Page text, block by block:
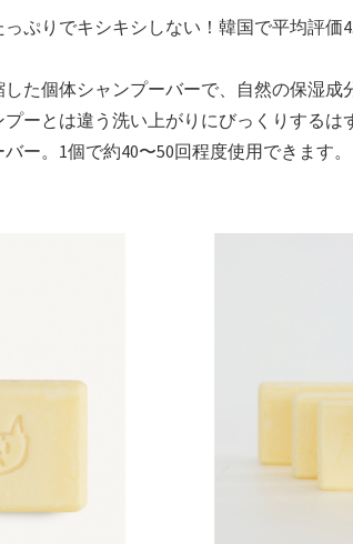
ぷりでキシキシしない！韓国で平均評価
た個体シャンプーバーで、自然の保湿成
ーとは違う洗い上がりにびっくりするは
ー。1個で約40〜50回程度使用できます。